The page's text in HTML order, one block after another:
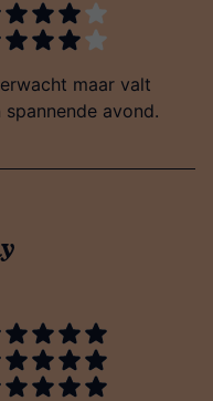
maar valt
avond.